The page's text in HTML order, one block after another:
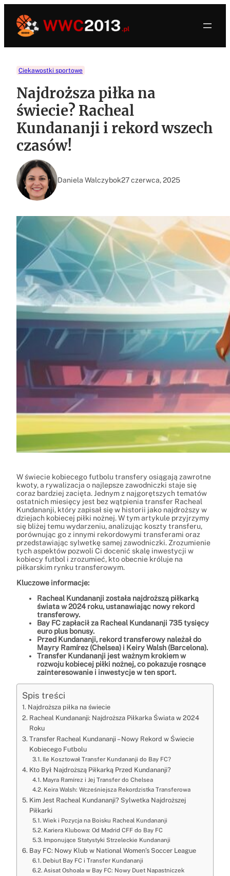
treści
Ciekawostki sportowe
Najdroższa piłka na
świecie? Racheal
Kundananji i rekord wszech
czasów!
Daniela Walczybok27 czerwca, 2025
W świecie kobiecego futbolu transfery osiągają zawrotne
kwoty, a rywalizacja o najlepsze zawodniczki staje się
coraz bardziej zacięta. Jednym z najgorętszych tematów
ostatnich miesięcy jest bez wątpienia transfer Racheal
Kundananji, który zapisał się w historii jako najdroższy w
dziejach kobiecej piłki nożnej. W tym artykule przyjrzymy
się bliżej temu wydarzeniu, analizując koszty transferu,
porównując go z innymi rekordowymi transferami oraz
przedstawiając sylwetkę samej zawodniczki. Zrozumienie
tych aspektów pozwoli Ci docenić skalę inwestycji w
kobiecy futbol i zrozumieć, kto obecnie króluje na
piłkarskim rynku transferowym.
Kluczowe informacje:
Racheal Kundananji została najdroższą piłkarką
świata w 2024 roku, ustanawiając nowy rekord
transferowy.
Bay FC zapłacił za Racheal Kundananji 735 tysięcy
euro plus bonusy.
Przed Kundananji, rekord transferowy należał do
Mayry Ramírez (Chelsea) i Keiry Walsh (Barcelona).
Transfer Kundananji jest ważnym krokiem w
rozwoju kobiecej piłki nożnej, co pokazuje rosnące
zainteresowanie i inwestycje w ten sport.
Spis treści
Najdroższa piłka na świecie
Racheal Kundananji: Najdroższa Piłkarka Świata w 2024
Roku
Transfer Racheal Kundananji – Nowy Rekord w Świecie
Kobiecego Futbolu
Ile Kosztował Transfer Kundananji do Bay FC?
Kto Był Najdroższą Piłkarką Przed Kundananji?
Mayra Ramírez i Jej Transfer do Chelsea
Keira Walsh: Wcześniejsza Rekordzistka Transferowa
Kim Jest Racheal Kundananji? Sylwetka Najdroższej
Piłkarki
Wiek i Pozycja na Boisku Racheal Kundananji
Kariera Klubowa: Od Madrid CFF do Bay FC
Imponujące Statystyki Strzeleckie Kundananji
Bay FC: Nowy Klub w National Women’s Soccer League
Debiut Bay FC i Transfer Kundananji
Asisat Oshoala w Bay FC: Nowy Duet Napastniczek